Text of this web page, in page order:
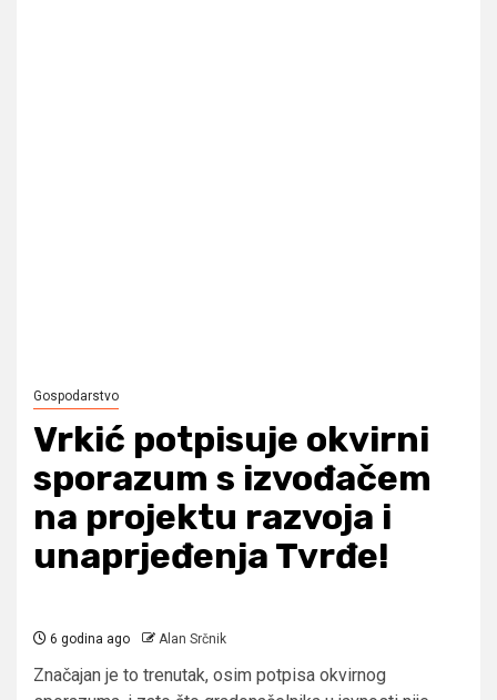
Gospodarstvo
Vrkić potpisuje okvirni
sporazum s izvođačem
na projektu razvoja i
unaprjeđenja Tvrđe!
6 godina ago Alan Srčnik
Značajan je to trenutak, osim potpisa okvirnog